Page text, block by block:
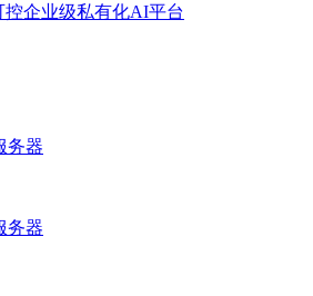
控企业级私有化AI平台
务器
务器